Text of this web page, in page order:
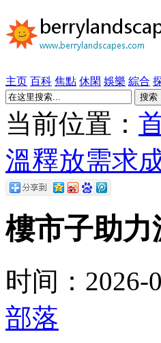
主页 百科 焦點 休閑 娛樂 綜合
搜索
当前位置：
溫釋放需求
樓市子助
时间：2026-
部落